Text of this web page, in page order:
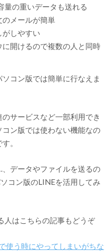
量の重いデータも送れる
のメールが簡単
しやすい
開けるので複数の人と同時
コン版では簡単に行なえま
サービスなど一部利用でき
ン版では使わない機能なの
。
データやファイルを送るの
コン版のLINEを活用してみ
人はこちらの記事もどうぞ
使う時にやってしまいがちな